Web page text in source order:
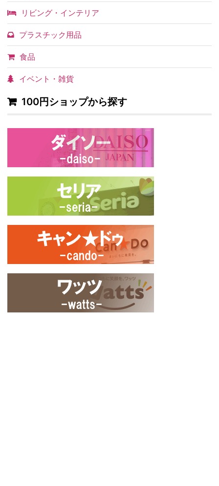
リビング・インテリア
プラスチック用品
食品
イベント・雑貨
100円ショップから探す